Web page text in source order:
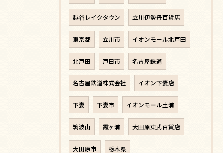
越谷レイクタウン 立川伊勢丹百貨店
東京都 立川市 イオンモール北戸田
北戸田 戸田市 名古屋鉄道
名古屋鉄道株式会社 イオン下妻店
下妻 下妻市 イオンモール土浦
筑波山 霞ヶ浦 大田原東武百貨店
大田原市 栃木県